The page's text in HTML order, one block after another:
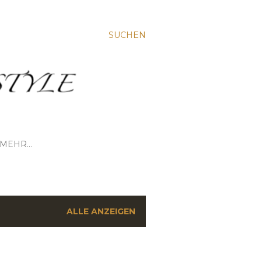
SUCHEN
MEHR…
ALLE ANZEIGEN